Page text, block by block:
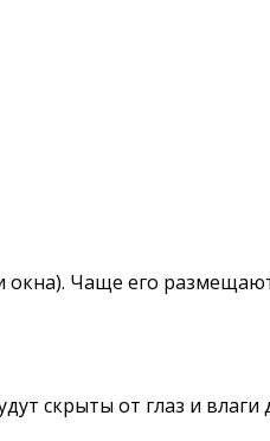
окна). Чаще его
скрыты от глаз и влаги